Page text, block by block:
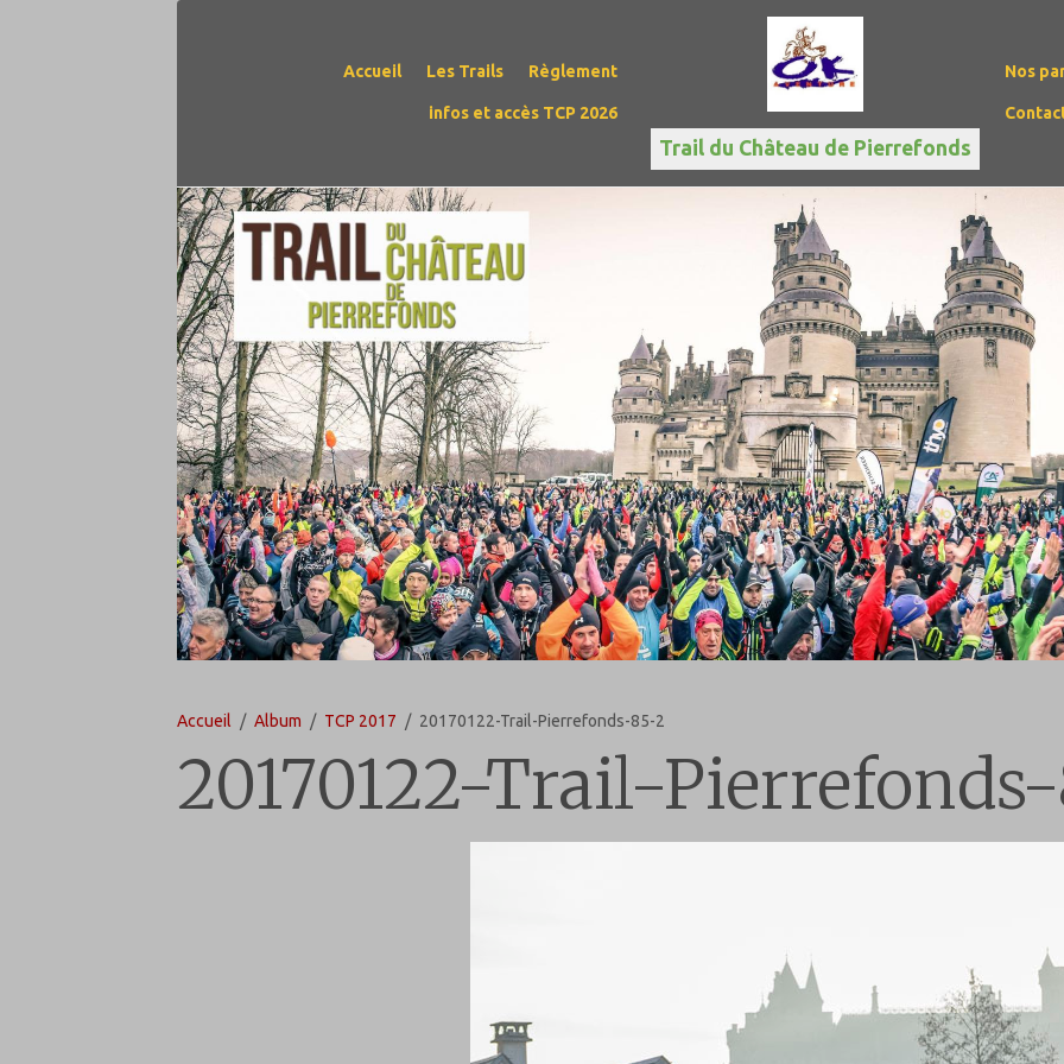
Accueil Les Trails Règlement
infos et accès TCP 2026
Trail du Château de Pierrefonds
Nos
Accueil Album TCP 2017 20170122-Trail-Pierrefonds-85-2
20170122-Trail-